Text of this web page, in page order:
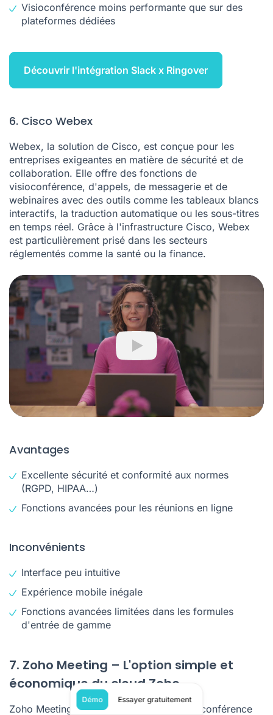
Visioconférence moins performante que sur des
plateformes dédiées
Découvrir l'intégration Slack x Ringover
6. Cisco Webex
Webex, la solution de Cisco, est conçue pour les
entreprises exigeantes en matière de sécurité et de
collaboration. Elle offre des fonctions de
visioconférence, d'appels, de messagerie et de
webinaires avec des outils comme les tableaux blancs
interactifs, la traduction automatique ou les sous-titres
en temps réel. Grâce à l'infrastructure Cisco, Webex
est particulièrement prisé dans les secteurs
réglementés comme la santé ou la finance.
Play
Avantages
Excellente sécurité et conformité aux normes
(RGPD, HIPAA…)
Fonctions avancées pour les réunions en ligne
Inconvénients
Interface peu intuitive
Expérience mobile inégale
Fonctions avancées limitées dans les formules
d'entrée de gamme
7. Zoho Meeting – L'option simple et
économique du cloud Zoho
Zoho Meeting est une plateforme de visioconférence
Démo Essayer gratuitement